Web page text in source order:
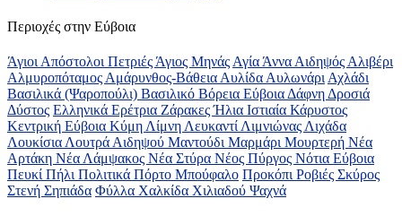
Περιοχές στην Εύβοια
Άγιοι Απόστολοι Πετριές Άγιος Μηνάς Αγία Άννα Αιδηψός Αλιβέρι
Αλμυροπόταμος Αμάρυνθος-Βάθεια Αυλίδα Αυλωνάρι Αχλάδι
Βασιλικά (Ψαροπούλι) Βασιλικό Βόρεια Εύβοια Δάφνη Δροσιά
Δύστος Ελληνικά Ερέτρια ΖάρακεςΉλια Ιστιαία Κάρυστος
Κεντρική Εύβοια Κύμη Λίμνη Λευκαντί Λιμνιώνας Λιχάδα
Λουκίσια Λουτρά Αιδηψού Μαντούδι Μαρμάρι Μουρτερή Νέα
Αρτάκη Νέα Λάμψακος Νέα Στύρα Νέος Πύργος Νότια Εύβοια
Πευκί Πήλι Πολιτικά Πόρτο Μπούφαλο Προκόπι Ροβιές Σκύρος
Στενή Σηπιάδα Φύλλα Χαλκίδα Χιλιαδού Ψαχνά